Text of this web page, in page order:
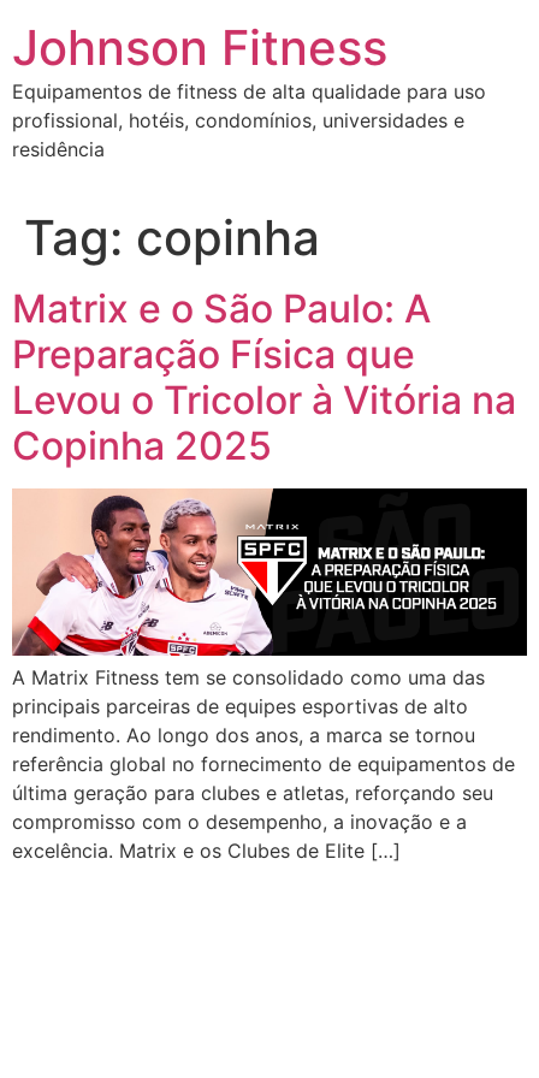
Johnson Fitness
Equipamentos de fitness de alta qualidade para uso
profissional, hotéis, condomínios, universidades e
residência
Tag: copinha
Matrix e o São Paulo: A
Preparação Física que
Levou o Tricolor à Vitória na
Copinha 2025
A Matrix Fitness tem se consolidado como uma das
principais parceiras de equipes esportivas de alto
rendimento. Ao longo dos anos, a marca se tornou
referência global no fornecimento de equipamentos de
última geração para clubes e atletas, reforçando seu
compromisso com o desempenho, a inovação e a
excelência. Matrix e os Clubes de Elite […]